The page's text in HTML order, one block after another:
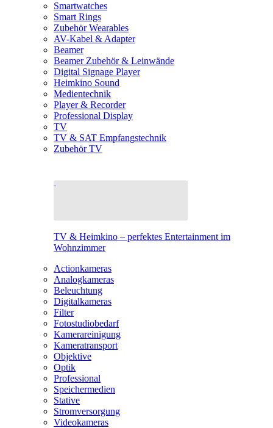
Smartwatches
Smart Rings
Zubehör Wearables
AV-Kabel & Adapter
Beamer
Beamer Zubehör & Leinwände
Digital Signage Player
Heimkino Sound
Medientechnik
Player & Recorder
Professional Display
TV
TV & SAT Empfangstechnik
Zubehör TV
TV & Heimkino – perfektes Entertainment im
Wohnzimmer
Actionkameras
Analogkameras
Beleuchtung
Digitalkameras
Filter
Fotostudiobedarf
Kamerareinigung
Kameratransport
Objektive
Optik
Professional
Speichermedien
Stative
Stromversorgung
Videokameras